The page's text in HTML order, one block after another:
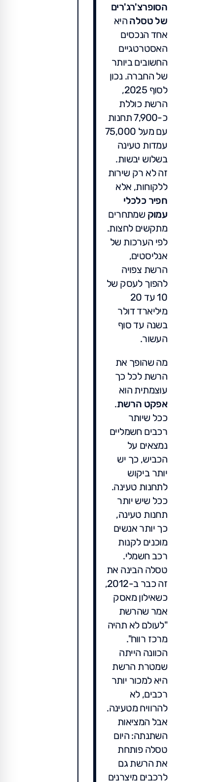
הסופרצ'רג'רים
של טסלה היא
אחד הנכסים
האסטרטגיים
החשובים ביותר
של החברה. נכון
לסוף 2025,
הרשת כוללת
כ-7,900 תחנות
עם מעל 75,000
עמדות טעינה
בשלוש יבשות.
זה לא רק שירות
ללקוחות, אלא
חפיר כלכלי
עמוק שמתחרים
מתקשים לחצות.
לפי הערכות של
אנליסטים,
הרשת צפויה
להפוך לעסק של
10 עד 20
מיליארד דולר
בשנה עד סוף
העשור.
מה שהופך את
הרשת לכל כך
עוצמתית הוא
אפקט הרשת.
ככל שיותר
רכבים חשמליים
נמצאים על
הכביש, כך יש
יותר ביקוש
לתחנות טעינה.
ככל שיש יותר
תחנות טעינה,
כך יותר אנשים
מוכנים לקנות
רכב חשמלי.
טסלה הבינה את
זה כבר ב-2012,
כשאילון מאסק
אמר שהרשת
"לעולם לא תהיה
מרכז רווח".
הכוונה הייתה
שמטרת הרשת
היא למכור יותר
רכבים, לא
להרוויח מטעינה.
אבל המציאות
השתנתה: היום
טסלה פותחת
את הרשת גם
לרכבים מיצרנים